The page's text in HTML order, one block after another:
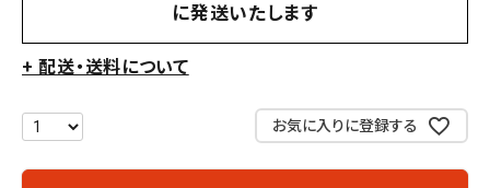
に発送いたします
+ 配送・送料について
お気に入りに登録する